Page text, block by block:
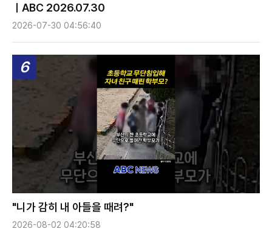
ㅣABC 2026.07.30
2026-07-30 04:56:40
6
"니가 감히 내 아들을 때려?"
2026-08-02 04:20:58